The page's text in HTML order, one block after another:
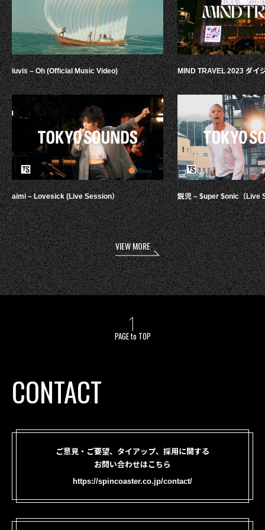
luvis – Oh (Official Music Video)
aimi – Lovesick (Live Session）
MIND TRAVEL 2023 ダイ
鋭児 – $uper $onic（Live
VIEW MORE
PAGE to TOP
CONTACT
ご意見・ご要望、タイアップ、採用に関する
お問い合わせはこちら
https://spincoaster.co.jp/contact/